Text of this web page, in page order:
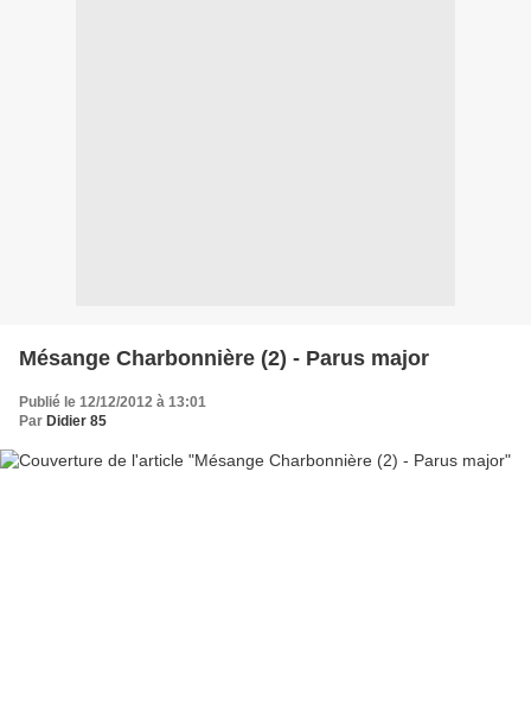
Mésange Charbonnière (2) - Parus major
Publié le 12/12/2012 à 13:01
Par Didier 85